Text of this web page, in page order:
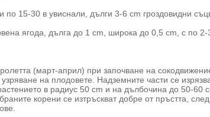
15-30 в увиснали, дълги 3-6 cm гроздовидни
ягода, дълга до 1 cm, широка до 0,5 cm, с по 2-
(март-април) при започване на
на плодовете. Надземните части се
в радиус 50 cm и на дълбочина до 50-60
корени се изтръскват добре от пръстта, след